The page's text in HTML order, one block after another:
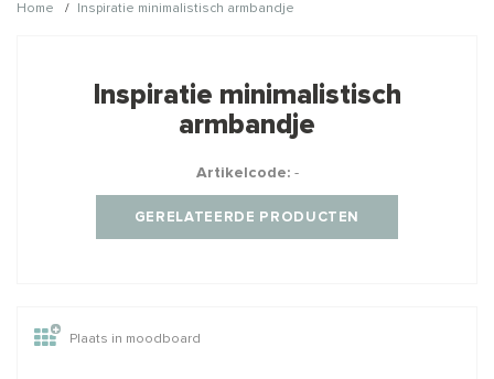
Home / Inspiratie minimalistisch armbandje
producten ook interessant
Inspiratie minimalistisch
armbandje
Artikelcode:-
GERELATEERDE PRODUCTEN
Plaats in moodboard